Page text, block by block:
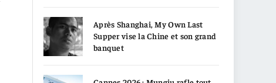
Après Shanghai, My Own Last
Supper vise la Chine et son grand
banquet